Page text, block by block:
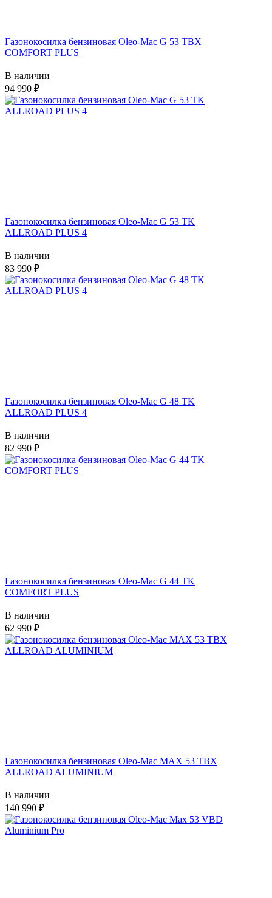
Газонокосилка бензиновая Oleo-Mac G 53 ТBХ
COMFORT PLUS
В наличии
94 990
Газонокосилка бензиновая Oleo-Mac G 53 TK
ALLROAD PLUS 4
В наличии
83 990
Газонокосилка бензиновая Oleo-Mac G 48 TK
ALLROAD PLUS 4
В наличии
82 990
Газонокосилка бензиновая Oleo-Mac G 44 TK
COMFORT PLUS
В наличии
62 990
Газонокосилка бензиновая Oleo-Mac MAX 53 TBX
ALLROAD ALUMINIUM
В наличии
140 990